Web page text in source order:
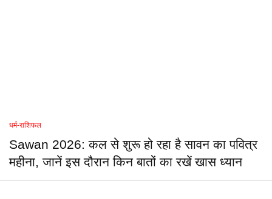
धर्म-राशिफल
Sawan 2026: कल से शुरू हो रहा है सावन का पवित्र
महीना, जानें इस दौरान किन बातों का रखें खास ध्यान